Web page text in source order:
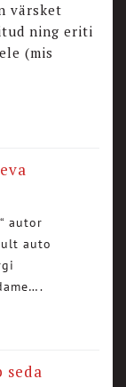
värsket
ning eriti
(mis
autor
auto
seda